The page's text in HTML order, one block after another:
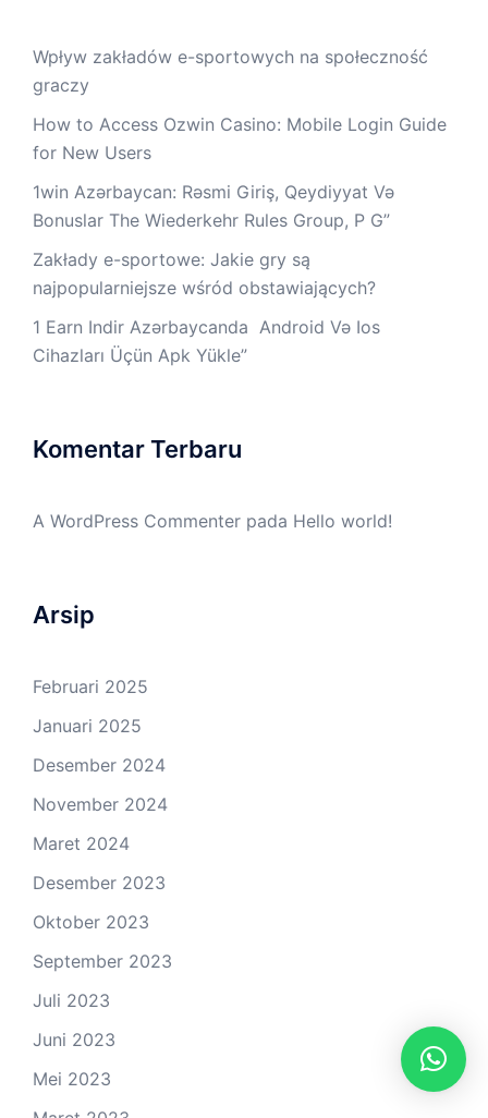
Wpływ zakładów e-sportowych na społeczność
graczy
How to Access Ozwin Casino: Mobile Login Guide
for New Users
1win Azərbaycan: Rəsmi Giriş, Qeydiyyat Və
Bonuslar The Wiederkehr Rules Group, P G”
Zakłady e-sportowe: Jakie gry są
najpopularniejsze wśród obstawiających?
1 Earn Indir Azərbaycanda ️ Android Və Ios
Cihazları Üçün Apk Yüklе”
Komentar Terbaru
A WordPress Commenter pada Hello world!
Arsip
Februari 2025
Januari 2025
Desember 2024
November 2024
Maret 2024
Desember 2023
Oktober 2023
September 2023
Juli 2023
Juni 2023
Mei 2023